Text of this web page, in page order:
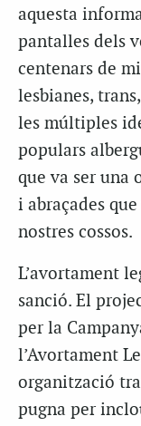
aquesta
pantalles dels
centenars de
lesbianes,
les múltiples
populars
que va ser una
i abraçades
nostres cossos.
L’avortament
sanció. El
per la
l’Avortament
organització
pugna per